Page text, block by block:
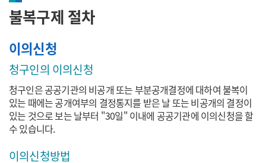
불복구제 절차
이의신청
청구인의 이의신청
청구인은 공공기관의 비공개 또는 부분공개결정에 대하여 불복이
있는 때에는 공개여부의 결정통지를 받은 날 또는 비공개의 결정이
있는 것으로 보는 날부터 "30일" 이내에 공공기관에 이의신청을 할
수 있습니다.
이의신청방법